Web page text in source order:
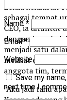
Lelaki kelahiran
sebagai tempat
CEO, ia dituntut
dengan latar
menjadi satu
melihat dan
anggota tim,
”Aku jadi tahu
Name*
Email*
Website
Save my
next time I